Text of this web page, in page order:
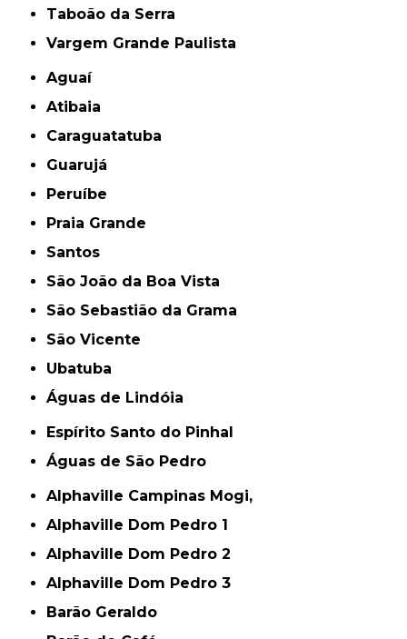
Taboão da Serra
Vargem Grande Paulista
Aguaí
Atibaia
Caraguatatuba
Guarujá
Peruíbe
Praia Grande
Santos
São João da Boa Vista
São Sebastião da Grama
São Vicente
Ubatuba
Águas de Lindóia
Espírito Santo do Pinhal
Águas de São Pedro
Alphaville Campinas Mogi,
Alphaville Dom Pedro 1
Alphaville Dom Pedro 2
Alphaville Dom Pedro 3
Barão Geraldo